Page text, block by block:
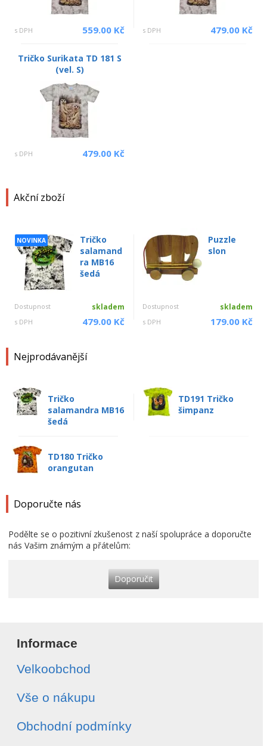
Akční zboží
NOVINKA
Tričko
salamand
ra MB16
šedá
Dostupnost skladem
s DPH 479.00 Kč
Puzzle
slon
Dostupnost skladem
s DPH 179.00 Kč
Nejprodávanější
Tričko
salamandra MB16
šedá
TD191 Tričko
šimpanz
TD180 Tričko
orangutan
Doporučte nás
Podělte se o pozitivní zkušenost z naší spolupráce a doporučte
nás Vašim známým a přátelům:
Doporučit
s DPH 559.00 Kč s DPH 479.00 Kč
Tričko Surikata TD 181 S
(vel. S)
s DPH 479.00 Kč
Informace
Velkoobchod
Vše o nákupu
Obchodní podmínky